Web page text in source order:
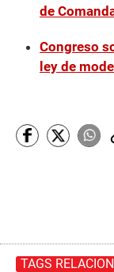
de
Congreso
ley de
TAGS